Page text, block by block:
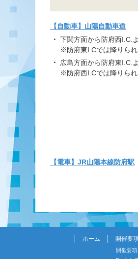
【自動車】山陽自動車道
下関方面から防府西I.C.
※防府東I.Cでは降りら
広島方面から防府東I.C.
※防府西I.Cでは降りら
【電車】JR山陽本線防府駅
ホーム 開催要
開催要項